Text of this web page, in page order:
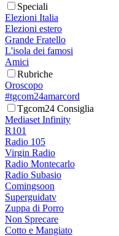
Speciali
Elezioni Italia
Elezioni estero
Grande Fratello
L'isola dei famosi
Amici
Rubriche
Oroscopo
#tgcom24amarcord
Tgcom24 Consiglia
Mediaset Infinity
R101
Radio 105
Virgin Radio
Radio Montecarlo
Radio Subasio
Comingsoon
Superguidatv
Zuppa di Porro
Non Sprecare
Cotto e Mangiato